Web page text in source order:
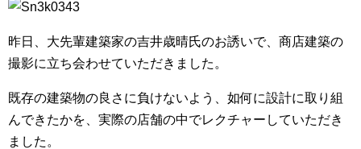
昨日、大先輩建築家の吉井歳晴氏のお誘いで、商店建築の
撮影に立ち会わせていただきました。
既存の建築物の良さに負けないよう、如何に設計に取り組
んできたかを、実際の店舗の中でレクチャーしていただき
ました。